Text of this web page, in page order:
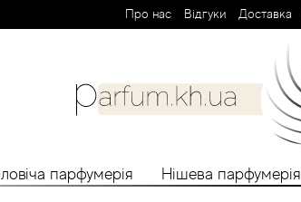
Про нас Вiдгуки Доставка
парфумерія Нішева парфумерія